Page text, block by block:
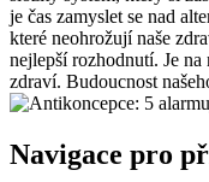
je čas zamyslet se nad
které neohrožují naše
nejlepší rozhodnutí. Je na
zdraví. Budoucnost
Navigace pro